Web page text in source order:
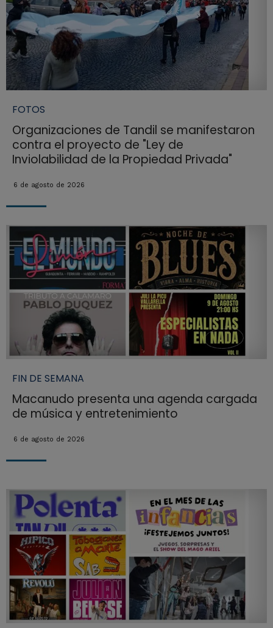
FOTOS
Organizaciones de Tandil se manifestaron
contra el proyecto de "Ley de
Inviolabilidad de la Propiedad Privada"
6 de agosto de 2026
FIN DE SEMANA
Macanudo presenta una agenda cargada
de música y entretenimiento
6 de agosto de 2026